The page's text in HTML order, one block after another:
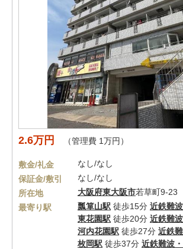
2.6万円 （管理費 1万円）
敷金/礼金
なし/なし
保証金/敷引
なし/なし
所在地
大阪府東大阪市若草町9-23
最寄り駅
瓢箪山駅 徒歩15分 近鉄難
東花園駅 徒歩20分 近鉄難
河内花園駅 徒歩27分 近鉄
枚岡駅 徒歩37分 近鉄難波